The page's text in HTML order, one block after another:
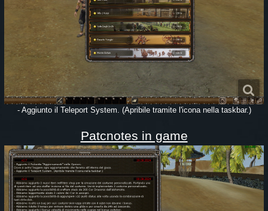
- Aggiunto il Teleport System. (Apribile tramite l'icona nella taskbar.)
Patcnotes in game